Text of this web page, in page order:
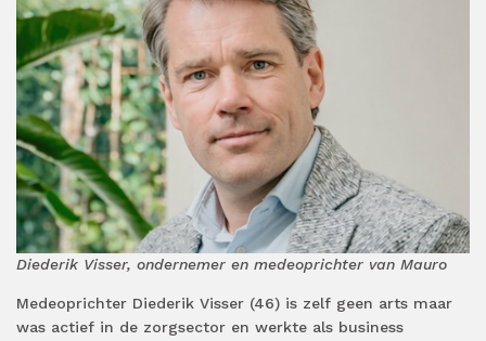
Diederik Visser, ondernemer en medeoprichter van Mauro
Medeoprichter Diederik Visser (46) is zelf geen arts maar
was actief in de zorgsector en werkte als business